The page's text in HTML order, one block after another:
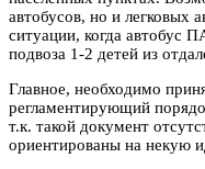
автобусов, но и легковых
ситуации, когда автобус
подвоза 1-2 детей из
Главное, необходимо
регламентирующий
т.к. такой документ
ориентированы на некую